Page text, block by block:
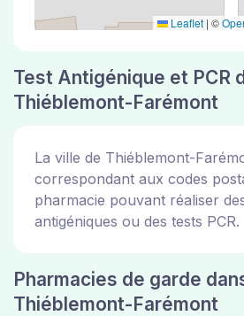
Leaflet | ©
Test Antigénique et PCR
Thiéblemont-Farémont
La ville de Thiéblemont-
correspondant aux codes
pharmacie pouvant réaliser
antigéniques ou des tests PCR.
Pharmacies de garde
Thiéblemont-Farémont